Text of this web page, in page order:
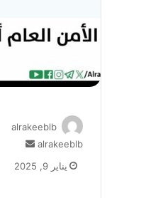
alrakeeblb
alrakeeblb
أرسل
إلكترونيا
يناير 9, 2025